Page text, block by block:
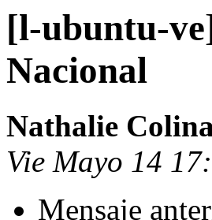
[l-ubuntu-
Nacional
Nathalie
Vie Mayo 14
Mensaje